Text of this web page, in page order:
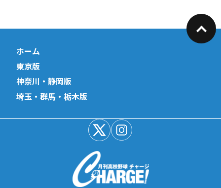
ホーム
東京版
神奈川・静岡版
埼玉・群馬・栃木版